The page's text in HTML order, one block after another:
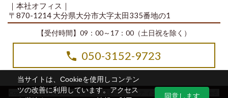
当サイトは、Cookieを使用しコンテン
ツの改善に利用しています。アクセス
同意します
｜本社オフィス｜
〒870-1214 大分県大分市大字太田335番地の1
【受付時間】09：00～17：00（土日祝を除く）
050-3152-9723
Copyright© 2014-2026 株式会社IT武装コンサルティング All Rights Reserved.